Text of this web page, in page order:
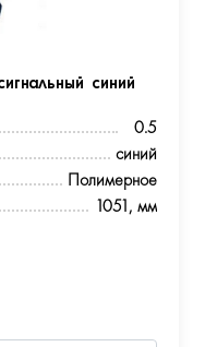
синий
0.5
синий
Полимерное
1051, мм